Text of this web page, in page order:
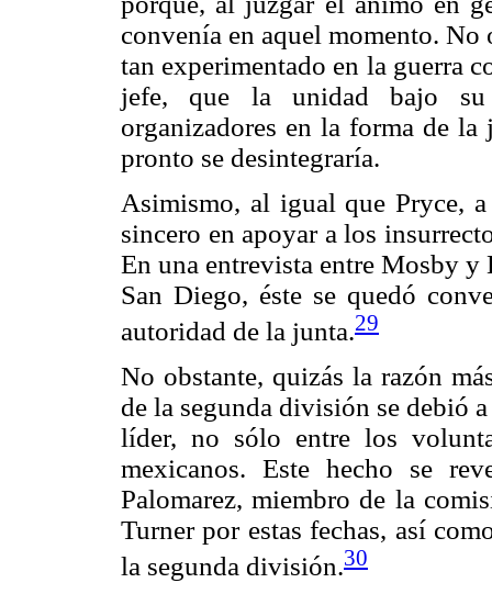
convenía en aquel momento.
tan experimentado en la guerra
jefe, que la unidad bajo su
organizadores en la forma de
pronto se desintegraría.
Asimismo, al igual que Pryce,
sincero en apoyar a los
En una entrevista entre Mosby
San Diego, éste se quedó
autoridad de la junta.29
No obstante, quizás la razón
de la segunda división se debió
líder, no sólo entre los
mexicanos. Este hecho se
Palomarez, miembro de la
Turner por estas fechas, así
la segunda división.30